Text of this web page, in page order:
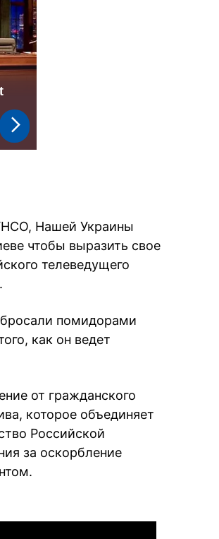
Нашей Украины
чтобы выразить свое
телеведущего
помидорами
как он ведет
от гражданского
которое объединяет
Российской
за оскорбление